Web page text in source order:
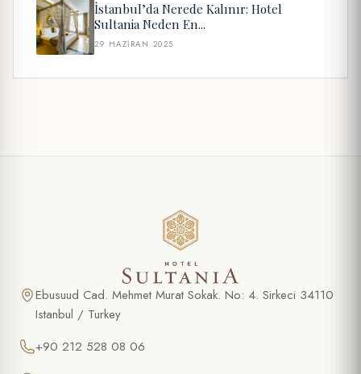
İstanbul’da Nerede Kalınır: Hotel
Sultania Neden En...
29 HAZIRAN 2025
Ebusuud Cad. Mehmet Murat Sokak. No: 4. Sirkeci 34110
Istanbul / Turkey
+90 212 528 08 06